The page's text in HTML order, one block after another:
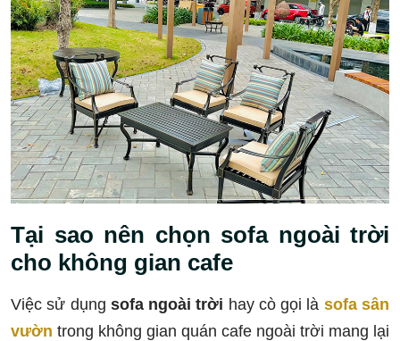
Tại sao nên chọn sofa ngoài trời
cho không gian cafe
Việc sử dụng sofa ngoài trời hay cò gọi là sofa sân
vườn trong không gian quán cafe ngoài trời mang lại